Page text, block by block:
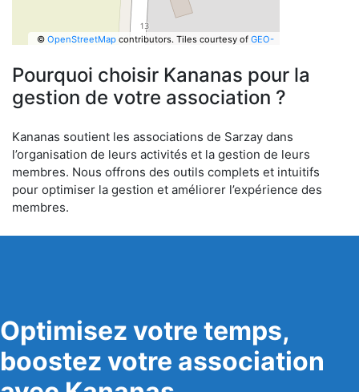
© OpenStreetMapcontributors. Tiles courtesy of GEO-
Pourquoi choisir Kananas pour la
gestion de votre association ?
Kananas soutient les associations de Sarzay dans
l’organisation de leurs activités et la gestion de leurs
membres. Nous offrons des outils complets et intuitifs
pour optimiser la gestion et améliorer l’expérience des
membres.
Optimisez votre temps,
boostez votre association